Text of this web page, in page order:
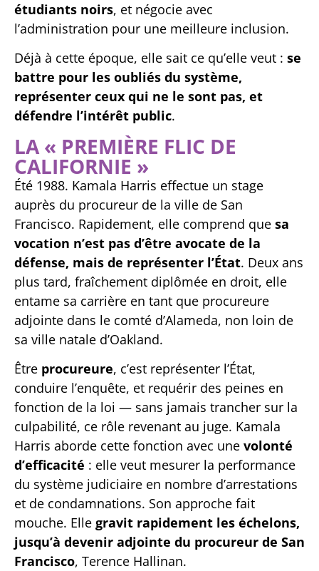
étudiants noirs, et négocie avec
l’administration pour une meilleure inclusion.
Déjà à cette époque, elle sait ce qu’elle veut : se
battre pour les oubliés du système,
représenter ceux qui ne le sont pas, et
défendre l’intérêt public.
LA « PREMIÈRE FLIC DE
CALIFORNIE »
Été 1988. Kamala Harris effectue un stage
auprès du procureur de la ville de San
Francisco. Rapidement, elle comprend que sa
vocation n’est pas d’être avocate de la
défense, mais de représenter l’État. Deux ans
plus tard, fraîchement diplômée en droit, elle
entame sa carrière en tant que procureure
adjointe dans le comté d’Alameda, non loin de
sa ville natale d’Oakland.
Être procureure, c’est représenter l’État,
conduire l’enquête, et requérir des peines en
fonction de la loi — sans jamais trancher sur la
culpabilité, ce rôle revenant au juge. Kamala
Harris aborde cette fonction avec une volonté
d’efficacité : elle veut mesurer la performance
du système judiciaire en nombre d’arrestations
et de condamnations. Son approche fait
mouche. Elle gravit rapidement les échelons,
jusqu’à devenir adjointe du procureur de San
Francisco, Terence Hallinan.